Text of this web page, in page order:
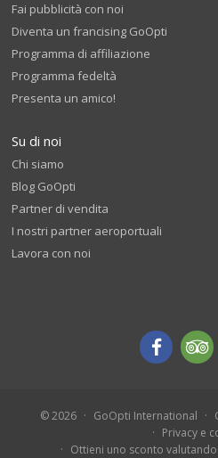
Fai pubblicità con noi
Diventa un francising GoOpti
Programma di affiliazione
Programma fedeltà
Presenta un amico!
Su di noi
Chi siamo
Blog GoOpti
Partner di vendita
I nostri partner aeroportuali
Lavora con noi
© 2026 GoOpti International
Privacy e
Ottieni uno sconto